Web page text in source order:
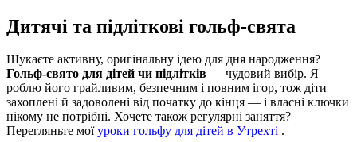
Дитячі та підліткові гольф-свята
Шукаєте активну, оригінальну ідею для дня народження?
Гольф-свято для дітей чи підлітків — чудовий вибір. Я
роблю його грайливим, безпечним і повним ігор, тож діти
захоплені й задоволені від початку до кінця — і власні ключки
нікому не потрібні. Хочете також регулярні заняття?
Перегляньте моїуроки гольфу для дітей в Утрехті .